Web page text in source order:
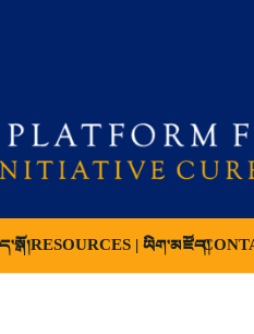
RESOURCES | ཡིག་མཛོད།